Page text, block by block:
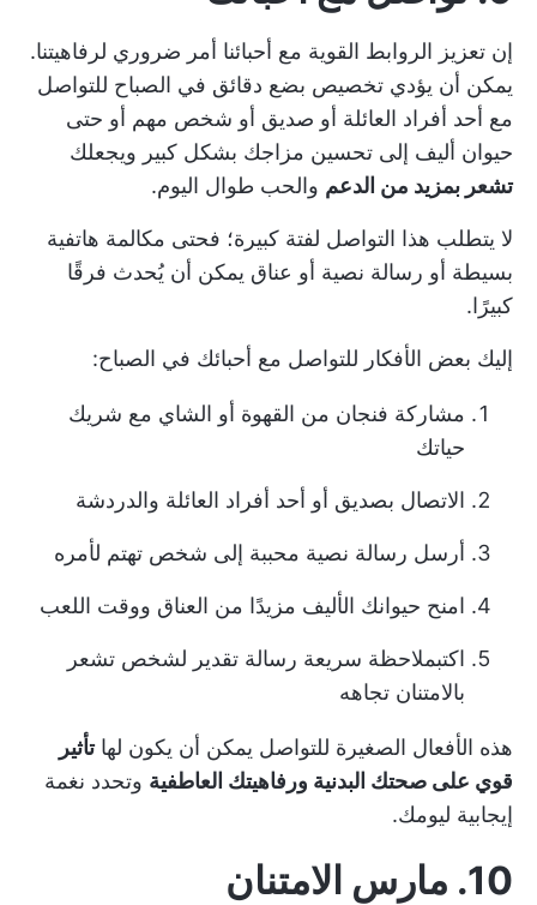
إن تعزيز الروابط القوية مع أحبائنا أمر ضروري لرفاهيتنا.
يمكن أن يؤدي تخصيص بضع دقائق في الصباح للتواصل
مع أحد أفراد العائلة أو صديق أو شخص مهم أو حتى
حيوان أليف إلى تحسين مزاجك بشكل كبير ويجعلك
تشعر بمزيد من الدعم والحب طوال اليوم.
لا يتطلب هذا التواصل لفتة كبيرة؛ فحتى مكالمة هاتفية
بسيطة أو رسالة نصية أو عناق يمكن أن يُحدث فرقًا
كبيرًا.
إليك بعض الأفكار للتواصل مع أحبائك في الصباح:
مشاركة فنجان من القهوة أو الشاي مع شريك
حياتك
الاتصال بصديق أو أحد أفراد العائلة والدردشة
أرسل رسالة نصية محببة إلى شخص تهتم لأمره
امنح حيوانك الأليف مزيدًا من العناق ووقت اللعب
اكتبملاحظة سريعة رسالة تقدير لشخص تشعر
بالامتنان تجاهه
هذه الأفعال الصغيرة للتواصل يمكن أن يكون لهاتأثير
قوي على صحتك البدنية ورفاهيتك العاطفية وتحدد نغمة
إيجابية ليومك.
10. مارس الامتنان